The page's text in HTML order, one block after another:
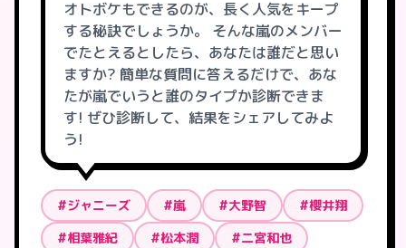
オトボケもできるのが、長く人気をキープ
する秘訣でしょうか。 そんな嵐のメンバー
でたとえるとしたら、あなたは誰だと思い
ますか? 簡単な質問に答えるだけで、あな
たが嵐でいうと誰のタイプか診断できま
す! ぜひ診断して、結果をシェアしてみよ
う!
#ジャニーズ #嵐 #大野智
#櫻井翔
#相葉雅紀
#松本潤 #二宮和也